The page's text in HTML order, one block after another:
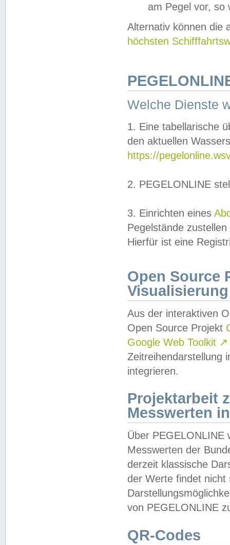
am Pegel vor,
Alternativ können die
höchsten
Welche Dienste
1. Eine tabellarische
den aktuellen
https://
2. PEGELONLINE
3. Einrichten eines
Pegelstände
Hierfür ist eine
Open Source
Visualisierung
Aus der interaktiven
Open Source Projekt
Google Web Toolkit ↗
Zeitreihendarstellung
integrieren.
Projektarbeit
Messwerten
Über PEGELONLINE
Messwerten der
derzeit klassische
der Werte findet
von PEGELONLINE
QR-Codes